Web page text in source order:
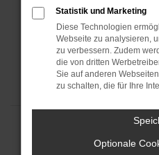
Statistik und Marketing
Diese Technologien
Webseite zu analysieren,
zu verbessern. Zudem
die von dritten
Sie auf anderen
zu schalten, die für Ihre
Optionale